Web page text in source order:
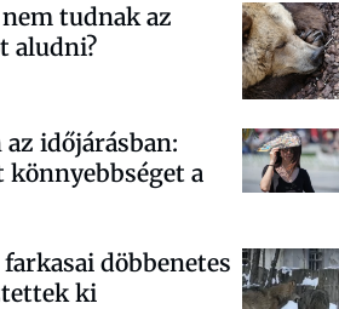
tudnak az
aludni?
időjárásban:
a
döbbenetes
ki